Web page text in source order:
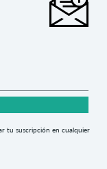
tu suscripción en cualquier